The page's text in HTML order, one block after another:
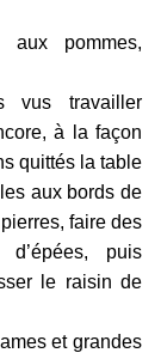
pommes,
vus travailler
à la façon
quittés la table
aux bords de
faire des
puis
le raisin de
et grandes